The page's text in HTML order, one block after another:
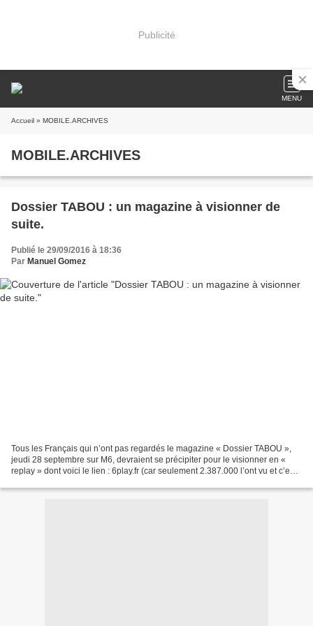
Publicité
MENU
Accueil » MOBILE.ARCHIVES
MOBILE.ARCHIVES
Dossier TABOU : un magazine à visionner de
suite.
Publié le 29/09/2016 à 18:36
Par Manuel Gomez
Tous les Français qui n’ont pas regardés le magazine « Dossier TABOU »,
jeudi 28 septembre sur M6, devraient se précipiter pour le visionner en «
replay » dont voici le lien : 6play.fr (car seulement 2.387.000 l’ont vu et c’est